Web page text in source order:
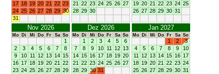
17 18 19 20 21 22 23
24 25 26 27 28 29 30
31
21 22 23 24 25 26 27
28 29 30
19 20 21 22 23 24 25
26 27 28 29 30 31
Nov 2026
Mo Di Mi Do Fr Sa So
1
2
3 4 5 6 7
8
9
10 11 12 13 14 15
16 17 18 19 20 21 22
23 24 25 26 27 28 29
Dez 2026
Mo Di Mi Do Fr Sa So
1 2 3 4 5
6
7
8 9 10 11 12 13
14 15 16 17 18 19 20
21 22 23 24 25 26 27
28 29 30 31
Jan 2027
Mo Di Mi Do Fr Sa So
1 2
3
4
5 6 7 8 9
10
11 12 13 14 15 16 17
18 19 20 21 22 23 24
25 26 27 28 29 30 31